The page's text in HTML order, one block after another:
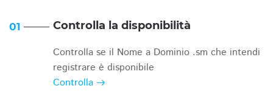
01 Controlla la disponibilità
Controlla se il Nome a Dominio .sm che intendi
registrare è disponibile
Controlla